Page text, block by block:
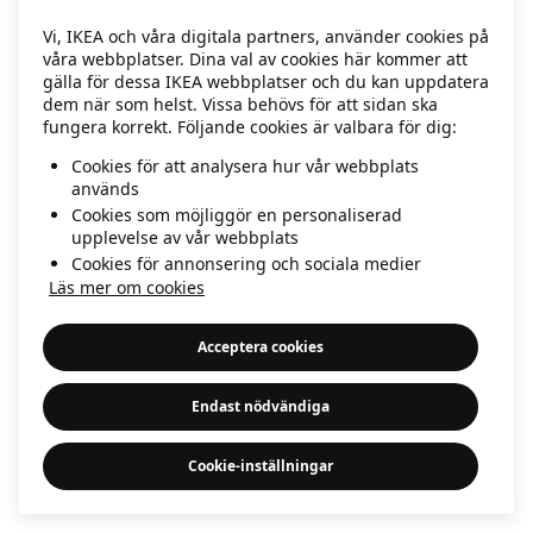
information)
Vi, IKEA och våra digitala partners, använder cookies på
våra webbplatser. Dina val av cookies här kommer att
gälla för dessa IKEA webbplatser och du kan uppdatera
dem när som helst. Vissa behövs för att sidan ska
fungera korrekt. Följande cookies är valbara för dig:
Cookies för att analysera hur vår webbplats
används
Cookies som möjliggör en personaliserad
upplevelse av vår webbplats
Cookies för annonsering och sociala medier
Läs mer om cookies
Acceptera cookies
Endast nödvändiga
Cookie-inställningar